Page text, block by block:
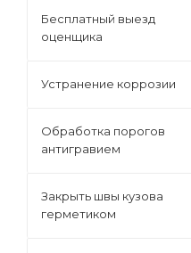
Бесплатный выезд
оценщика
Устранение коррозии
Обработка порогов
антигравием
Закрыть швы кузова
герметиком